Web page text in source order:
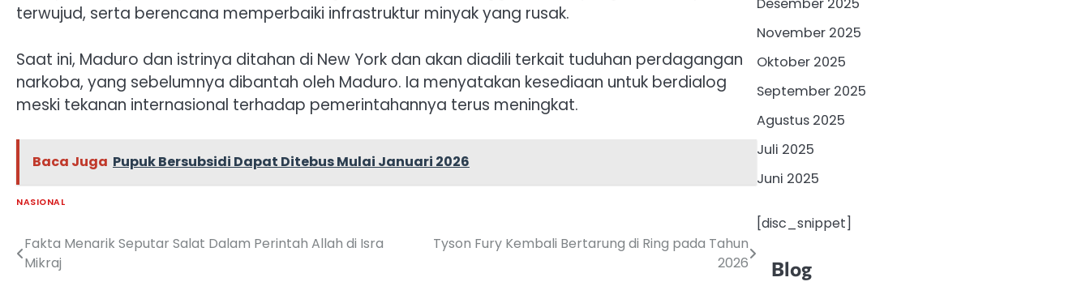
terwujud, serta berencana memperbaiki infrastruktur minyak yang rusak.
Saat ini, Maduro dan istrinya ditahan di New York dan akan diadili terkait tuduhan perdagangan
narkoba, yang sebelumnya dibantah oleh Maduro. Ia menyatakan kesediaan untuk berdialog
meski tekanan internasional terhadap pemerintahannya terus meningkat.
Baca Juga Pupuk Bersubsidi Dapat Ditebus Mulai Januari 2026
NASIONAL
Navigasi
Fakta Menarik Seputar Salat Dalam Perintah Allah di Isra
Mikraj
Tyson Fury Kembali Bertarung di Ring pada Tahun
2026
November 2025
Oktober 2025
September 2025
Agustus 2025
Juli 2025
Juni 2025
[disc_snippet]
Blog